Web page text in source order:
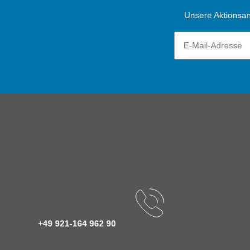
Unsere
+49 921-164 962 90